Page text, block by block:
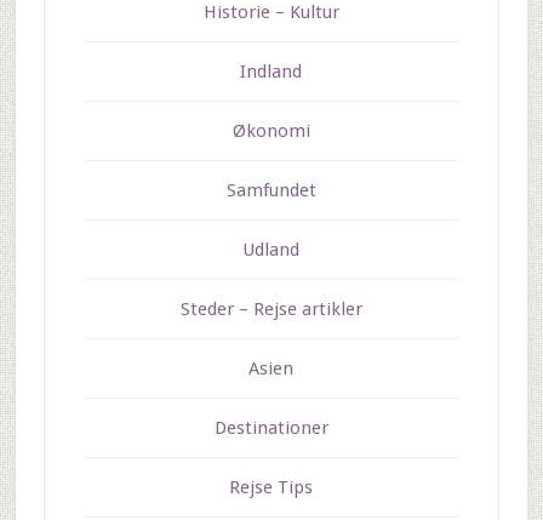
Historie – Kultur
Indland
Økonomi
Samfundet
Udland
Steder – Rejse artikler
Asien
Destinationer
Rejse Tips